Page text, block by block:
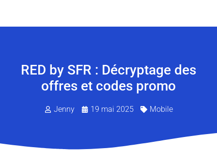
RED by SFR : Décryptage des
offres et codes promo
Jenny 19 mai 2025 Mobile